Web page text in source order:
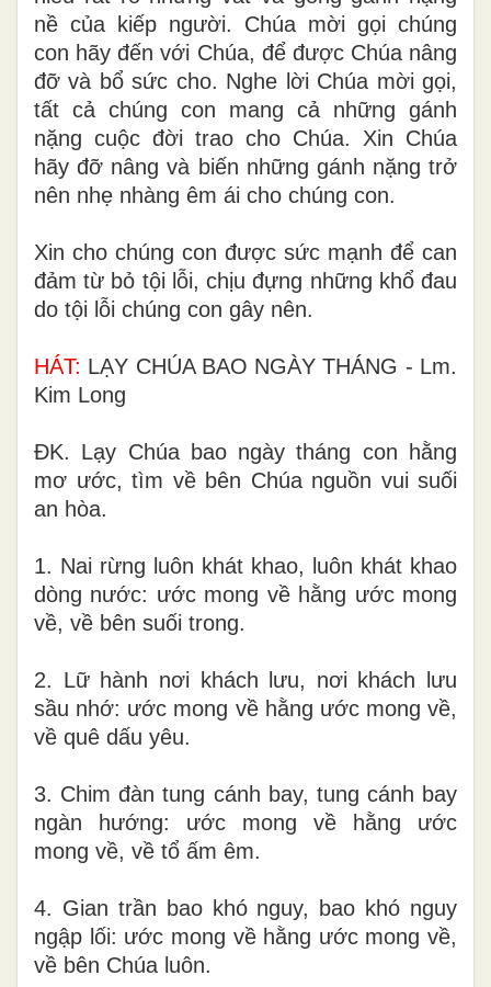
nề của kiếp người. Chúa mời gọi chúng
con hãy đến với Chúa, để được Chúa nâng
đỡ và bổ sức cho. Nghe lời Chúa mời gọi,
tất cả chúng con mang cả những gánh
nặng cuộc đời trao cho Chúa. Xin Chúa
hãy đỡ nâng và biến những gánh nặng trở
nên nhẹ nhàng êm ái cho chúng con.
Xin cho chúng con được sức mạnh để can
đảm từ bỏ tội lỗi, chịu đựng những khổ đau
do tội lỗi chúng con gây nên.
HÁT: LẠY CHÚA BAO NGÀY THÁNG - Lm.
Kim Long
ĐK. Lạy Chúa bao ngày tháng con hằng
mơ ước, tìm về bên Chúa nguồn vui suối
an hòa.
1. Nai rừng luôn khát khao, luôn khát khao
dòng nước: ước mong về hằng ước mong
về, về bên suối trong.
2. Lữ hành nơi khách lưu, nơi khách lưu
sầu nhớ: ước mong về hằng ước mong về,
về quê dấu yêu.
3. Chim đàn tung cánh bay, tung cánh bay
ngàn hướng: ước mong về hằng ước
mong về, về tổ ấm êm.
4. Gian trần bao khó nguy, bao khó nguy
ngập lối: ước mong về hằng ước mong về,
về bên Chúa luôn.